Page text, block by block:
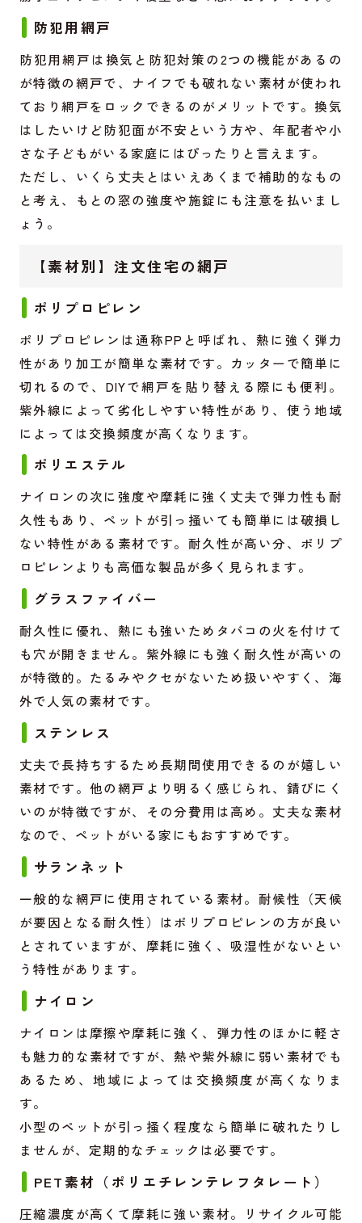
防犯用網戸
防犯用網戸は換気と防犯対策の2つの機能があるの
が特徴の網戸で、ナイフでも破れない素材が使われ
ており網戸をロックできるのがメリットです。換気
はしたいけど防犯面が不安という方や、年配者や小
さな子どもがいる家庭にはぴったりと言えます。
ただし、いくら丈夫とはいえあくまで補助的なもの
と考え、もとの窓の強度や施錠にも注意を払いまし
ょう。
【素材別】注文住宅の網戸
ポリプロピレン
ポリプロピレンは通称PPと呼ばれ、熱に強く弾力
性があり加工が簡単な素材です。カッターで簡単に
切れるので、DIYで網戸を貼り替える際にも便利。
紫外線によって劣化しやすい特性があり、使う地域
によっては交換頻度が高くなります。
ポリエステル
ナイロンの次に強度や摩耗に強く丈夫で弾力性も耐
久性もあり、ペットが引っ掻いても簡単には破損し
ない特性がある素材です。耐久性が高い分、ポリプ
ロピレンよりも高価な製品が多く見られます。
グラスファイバー
耐久性に優れ、熱にも強いためタバコの火を付けて
も穴が開きません。紫外線にも強く耐久性が高いの
が特徴的。たるみやクセがないため扱いやすく、海
外で人気の素材です。
ステンレス
丈夫で長持ちするため長期間使用できるのが嬉しい
素材です。他の網戸より明るく感じられ、錆びにく
いのが特徴ですが、その分費用は高め。丈夫な素材
なので、ペットがいる家にもおすすめです。
サランネット
一般的な網戸に使用されている素材。耐候性（天候
が要因となる耐久性）はポリプロピレンの方が良い
とされていますが、摩耗に強く、吸湿性がないとい
う特性があります。
ナイロン
ナイロンは摩擦や摩耗に強く、弾力性のほかに軽さ
も魅力的な素材ですが、熱や紫外線に弱い素材でも
あるため、地域によっては交換頻度が高くなりま
す。
小型のペットが引っ掻く程度なら簡単に破れたりし
ませんが、定期的なチェックは必要です。
PET素材（ポリエチレンテレフタレート）
圧縮濃度が高くて摩耗に強い素材。リサイクル可能